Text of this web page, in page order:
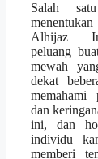
Salah
Alhijaz
peluang
mewah
dekat
memahami
dan
ini, dan
individu
memberi